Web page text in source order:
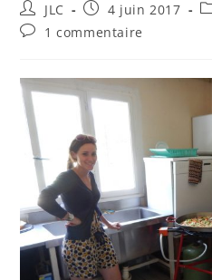
JLC 4 juin 2017
1 commentaire